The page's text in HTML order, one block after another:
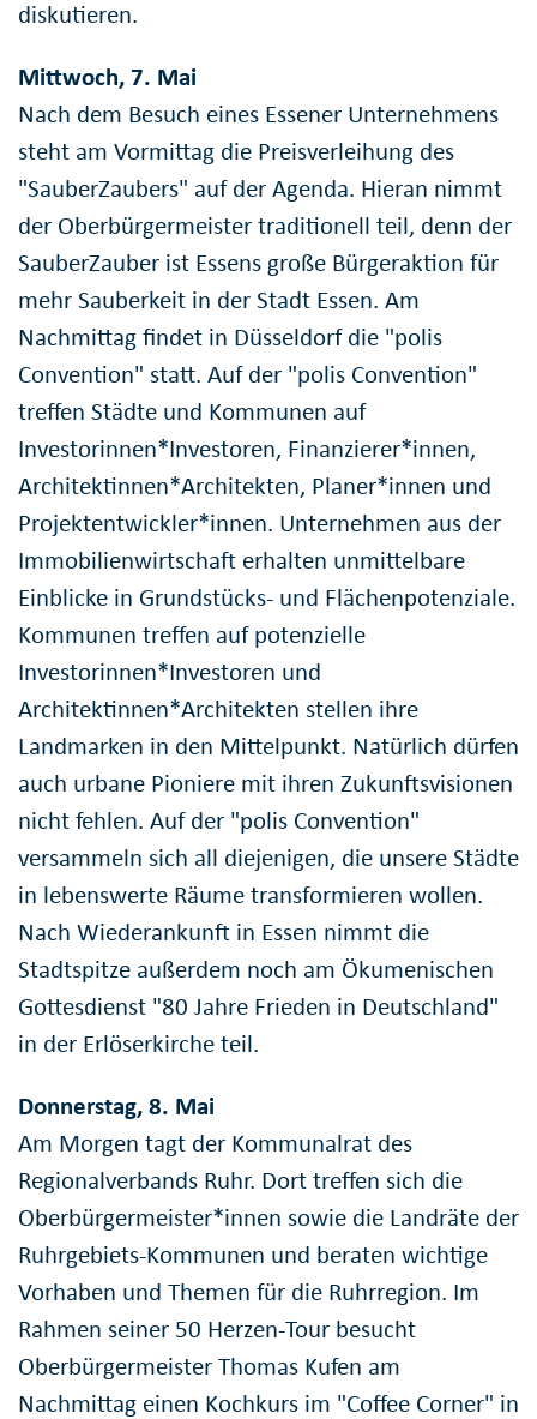
diskutieren.
Mittwoch, 7. Mai
Nach dem Besuch eines Essener Unternehmens
steht am Vormittag die Preisverleihung des
"SauberZaubers" auf der Agenda. Hieran nimmt
der Oberbürgermeister traditionell teil, denn der
SauberZauber ist Essens große Bürgeraktion für
mehr Sauberkeit in der Stadt Essen. Am
Nachmittag findet in Düsseldorf die "polis
Convention" statt. Auf der "polis Convention"
treffen Städte und Kommunen auf
Investorinnen*Investoren, Finanzierer*innen,
Architektinnen*Architekten, Planer*innen und
Projektentwickler*innen. Unternehmen aus der
Immobilienwirtschaft erhalten unmittelbare
Einblicke in Grundstücks- und Flächenpotenziale.
Kommunen treffen auf potenzielle
Investorinnen*Investoren und
Architektinnen*Architekten stellen ihre
Landmarken in den Mittelpunkt. Natürlich dürfen
auch urbane Pioniere mit ihren Zukunftsvisionen
nicht fehlen. Auf der "polis Convention"
versammeln sich all diejenigen, die unsere Städte
in lebenswerte Räume transformieren wollen.
Nach Wiederankunft in Essen nimmt die
Stadtspitze außerdem noch am Ökumenischen
Gottesdienst "80 Jahre Frieden in Deutschland"
in der Erlöserkirche teil.
Donnerstag, 8. Mai
Am Morgen tagt der Kommunalrat des
Regionalverbands Ruhr. Dort treffen sich die
Oberbürgermeister*innen sowie die Landräte der
Ruhrgebiets-Kommunen und beraten wichtige
Vorhaben und Themen für die Ruhrregion. Im
Rahmen seiner 50 Herzen-Tour besucht
Oberbürgermeister Thomas Kufen am
Nachmittag einen Kochkurs im "Coffee Corner" in